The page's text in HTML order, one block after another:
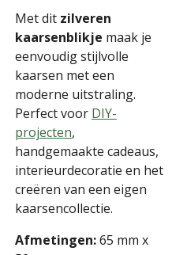
Met dit zilveren
kaarsenblikje maak je
eenvoudig stijlvolle
kaarsen met een
moderne uitstraling.
Perfect voor DIY-
projecten,
handgemaakte cadeaus,
interieurdecoratie en het
creëren van een eigen
kaarsencollectie.
Afmetingen:65 mm x